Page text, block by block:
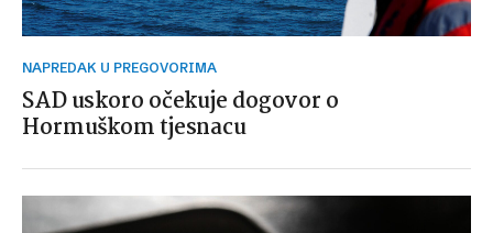
NAPREDAK U PREGOVORIMA
SAD uskoro očekuje dogovor o
Hormuškom tjesnacu